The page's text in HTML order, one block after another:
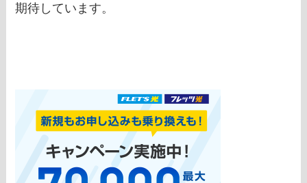
期待しています。